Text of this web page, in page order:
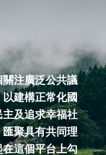
注廣泛公共議
建構正常化國
及追求幸福社
聚具有共同理
這個平台上勾